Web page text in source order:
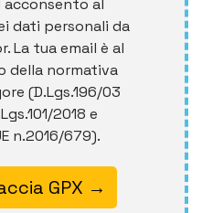
acconsento al
dati personali da
La tua email è al
della normativa
(D.Lgs.196/03
2018 e
n.2016/679).